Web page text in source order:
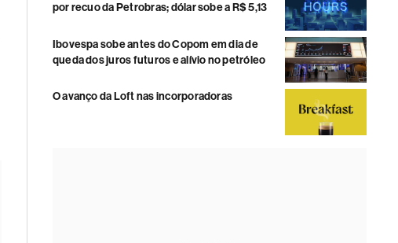
por recuo da Petrobras; dólar sobe a R$ 5,13
Ibovespa sobe antes do Copom em dia de
queda dos juros futuros e alívio no petróleo
O avanço da Loft nas incorporadoras